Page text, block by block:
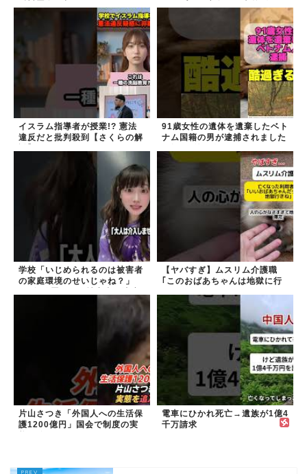
イスラム指導者が授業!? 憲法
違反だと批判殺到【さくらの解
91歳女性の遺体を遺棄したベト
ナム国籍の男が逮捕されました
学校「いじめられるのは被害者
の家庭環境のせいじゃね？」
【ヤバすぎ】ムスリム介護職
｢このおばあちゃんは地獄に行
片山さつき「外国人への生活保
護1200億円」国会で制度の実
電車にひかれ死亡→遺族が1億4
千万請求